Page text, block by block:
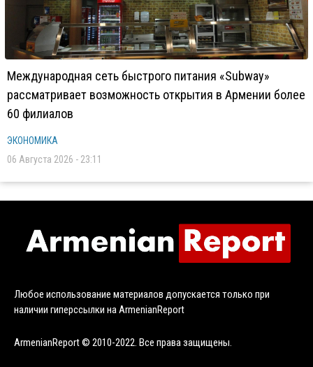
Международная сеть быстрого питания «Subway»
рассматривает возможность открытия в Армении более
60 филиалов
ЭКОНОМИКА
06 Августа 2026 - 23:11
Любое использование материалов допускается только при
наличии гиперссылки на ArmenianReport
ArmenianReport © 2010-2022. Все права защищены.